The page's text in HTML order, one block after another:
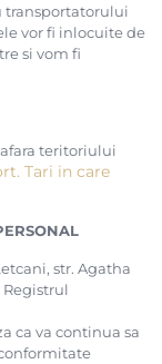
transportatorului
vor fi inlocuite de
si vom fi
teritoriului
Tari in care
str. Agatha
Registrul
ca va continua sa